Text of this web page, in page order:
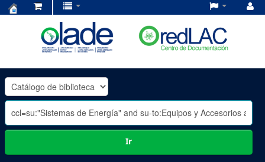
OLADE
-
Ir